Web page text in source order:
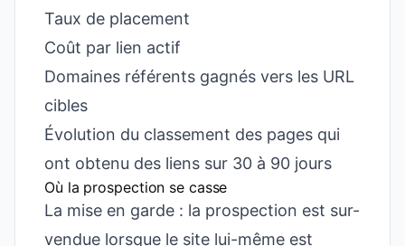
Taux de placement
Coût par lien actif
Domaines référents gagnés vers les URL
cibles
Évolution du classement des pages qui
ont obtenu des liens sur 30 à 90 jours
Où la prospection se casse
La mise en garde : la prospection est sur-
vendue lorsque le site lui-même est